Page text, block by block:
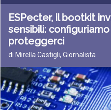
ESPecter, il bootkit
sensibili:
proteggerci
di Mirella Castigli, Giornalista